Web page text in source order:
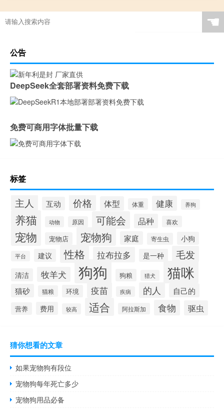
☚
公告
DeepSeek全套部署资料免费下载
免费可商用字体批量下载
标签
主人 互动 价格 体型 体重 健康 养狗
养猫 动物 原因 可能会 品种 喜欢
宠物 宠物店 宠物狗 家庭 寄生虫 小狗
平台 建议 性格 拉布拉多 是一种 毛发
清洁 牧羊犬 狗狗 狗粮 猎犬 猫咪
猫砂 猫粮 环境 疫苗 疾病 的人 自己的
营养 费用 较高 适合 阿拉斯加 食物 驱虫
猜你想看的文章
如果宠物狗有段位
宠物狗每年死亡多少
宠物狗用品必备